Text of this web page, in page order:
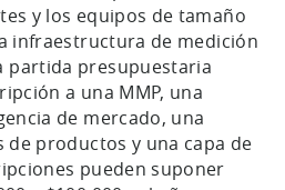
y los equipos de tamaño
infraestructura de medición
partida presupuestaria
a una MMP, una
de mercado, una
productos y una capa de
pueden suponer